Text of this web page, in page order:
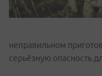
неправильном
серьёзную опасность